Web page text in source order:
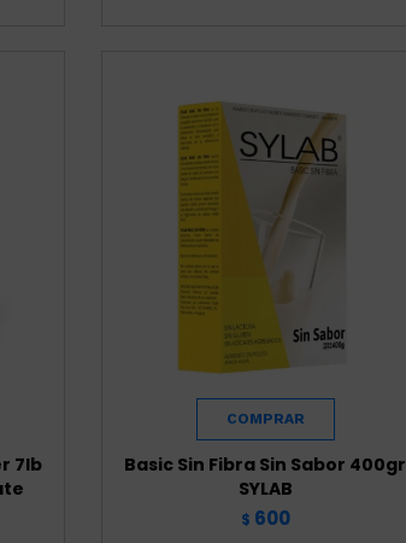
7lb
Basic Sin Fibra Sin Sabor 400gr
SYLAB
$ 600